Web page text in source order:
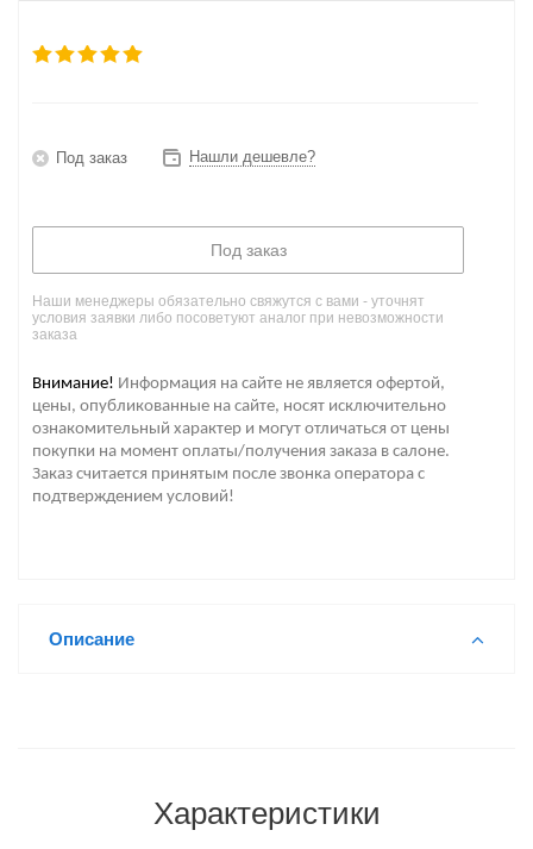
Под заказ Нашли дешевле?
Под заказ
Наши менеджеры обязательно свяжутся с вами - уточнят
условия заявки либо посоветуют аналог при невозможности
заказа
Внимание! Информация на сайте не является офертой,
цены, опубликованные на сайте, носят исключительно
ознакомительный характер и могут отличаться от цены
покупки на момент оплаты/получения заказа в салоне.
Заказ считается принятым после звонка оператора с
подтверждением условий!
Описание
Характеристики